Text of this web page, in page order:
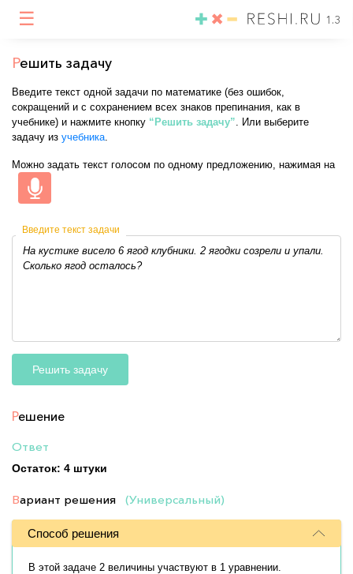
☰ 1.3
Решить задачу
Введите текст одной задачи по математике (без ошибок,
сокращений и с сохранением всех знаков препинания, как в
учебнике) и нажмите кнопку “Решить задачу”. Или выберите
задачу из учебника.
Можно задать текст голосом по одному предложению, нажимая на
Введите текст задачи
Решить задачу
Решение
Ответ
Остаток: 4 штуки
Вариант решения (Универсальный)
Способ решения
В этой задаче 2 величины участвуют в 1 уравнении.